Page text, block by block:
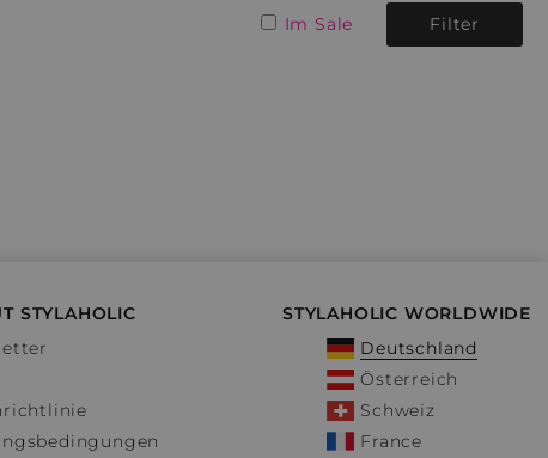
Im Sale Filter
STYLAHOLIC
STYLAHOLIC WORLDWIDE
Deutschland
Österreich
Schweiz
France